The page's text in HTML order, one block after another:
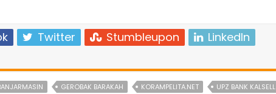
Twitter Stumbleupon
LinkedIn
GEROBAK BARAKAH KORAMPELITA.NET UPZ BANK KALSELL